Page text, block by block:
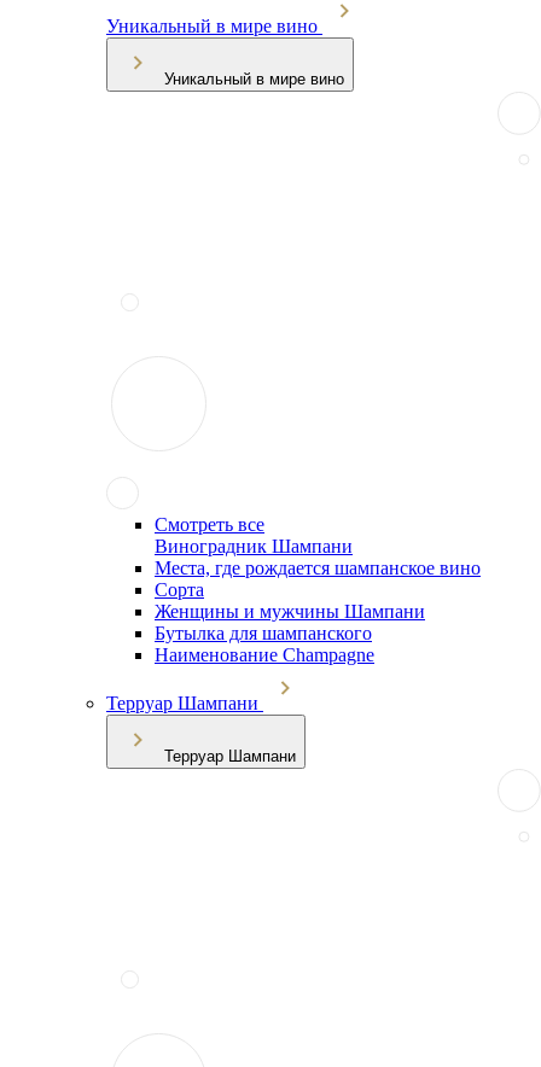
Уникальный в мире вино
Уникальный в мире вино
Смотреть все
Виноградник Шампани
Места, где рождается шампанское вино
Сорта
Женщины и мужчины Шампани
Бутылка для шампанского
Наименование Champagne
Терруар Шампани
Терруар Шампани